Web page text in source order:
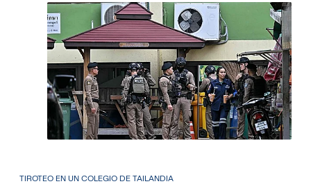
TIROTEO EN UN COLEGIO DE TAILANDIA